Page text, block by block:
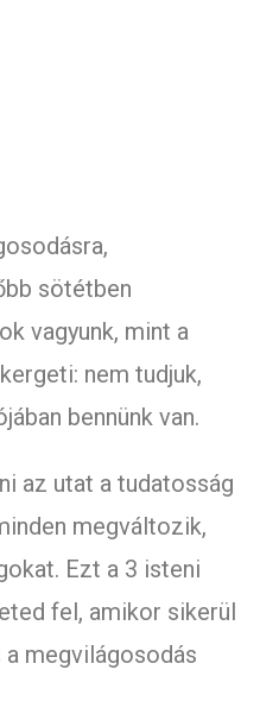
sötétben
vagyunk, mint a
nem tudjuk,
bennünk van.
az utat a tudatosság
megváltozik,
Ezt a 3 isteni
fel, amikor sikerül
megvilágosodás